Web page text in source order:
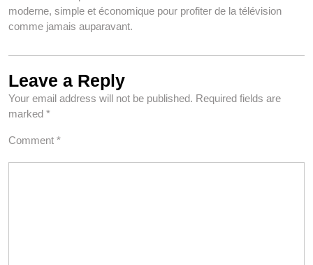
moderne, simple et économique pour profiter de la télévision
comme jamais auparavant.
Leave a Reply
Your email address will not be published. Required fields are
marked *
Comment *